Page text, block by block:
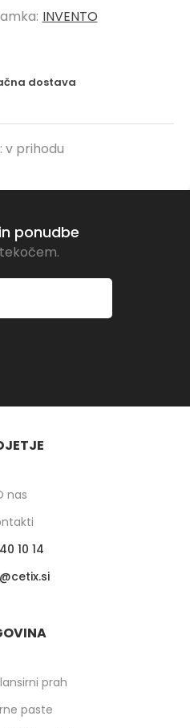
INVENTO
dostava
v prihodu
ponudbe
nas
10 14
cetix.si
prah
paste